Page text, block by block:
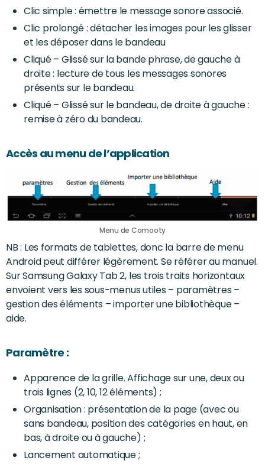
Clic simple : émettre le message sonore associé.
Clic prolongé : détacher les images pour les glisser
et les déposer dans le bandeau
Cliqué – Glissé sur la bande phrase, de gauche à
droite : lecture de tous les messages sonores
présents sur le bandeau.
Cliqué – Glissé sur le bandeau, de droite à gauche :
remise à zéro du bandeau.
Accès au menu de l’application
Menu de Comooty
NB : Les formats de tablettes, donc la barre de menu
Android peut différer légèrement. Se référer au manuel.
Sur Samsung Galaxy Tab 2, les trois traits horizontaux
envoient vers les sous-menus utiles – paramètres –
gestion des éléments – importer une bibliothèque –
aide.
Paramètre :
Apparence de la grille. Affichage sur une, deux ou
trois lignes (2, 10, 12 éléments) ;
Organisation : présentation de la page (avec ou
sans bandeau, position des catégories en haut, en
bas, à droite ou à gauche) ;
Lancement automatique ;